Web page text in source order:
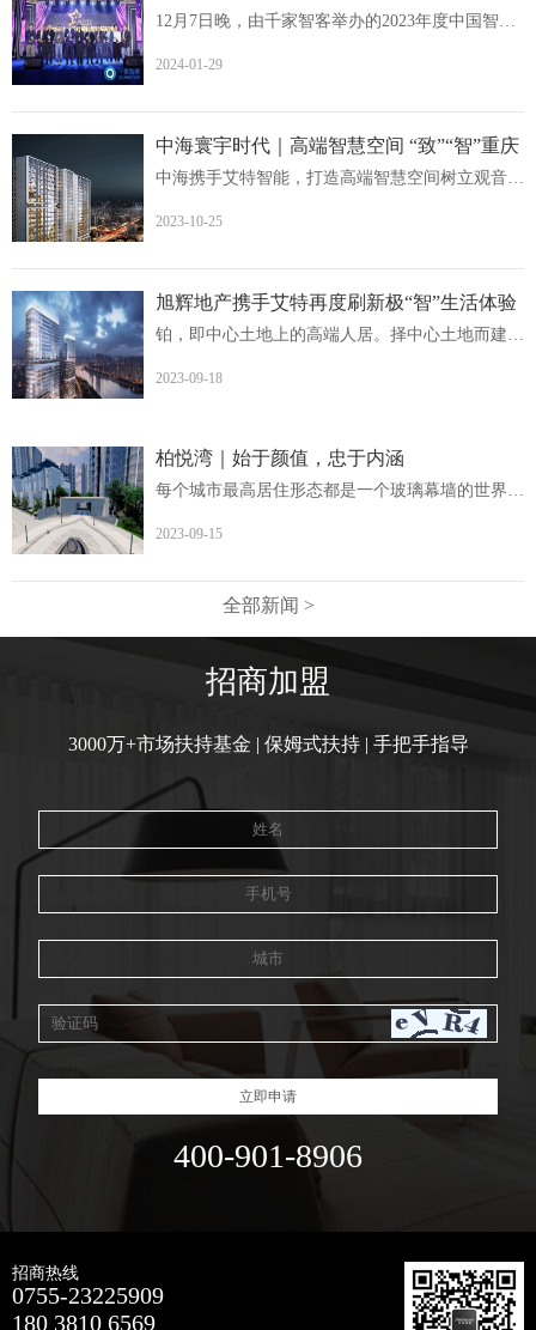
2024-01-29
中海寰宇时代｜高端智慧空间 “致”“智”重庆
2023-10-25
旭辉地产携手艾特再度刷新极“智”生活体验
2023-09-18
柏悦湾｜始于颜值，忠于内涵
2023-09-15
全部新闻 >
招商加盟
3000万+市场扶持基金 | 保姆式扶持 | 手把手指导
立即申请
400-901-8906
招商热线
0755-23225909
180 3810 6569